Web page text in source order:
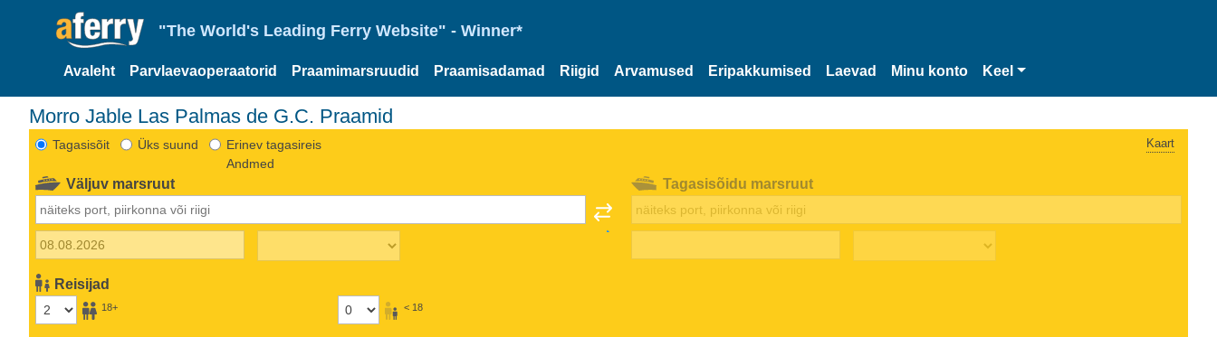
"The World's Leading Ferry Website" - Winner*
Avaleht Parvlaevaoperaatorid Praamimarsruudid Praamisadamad Riigid Arvamused Eripakkumised Laevad Minu konto Keel
Morro Jable Las Palmas de G.C. Praamid
Tagasisõit Üks suund
Erinev tagasireis
Andmed
Kaart
Väljuv marsruut
Reisijad
18+ < 18
Tagasisõidu marsruut